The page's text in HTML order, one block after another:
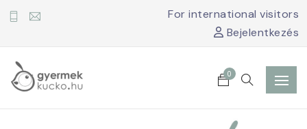
For international visitors
Bejelentkezés
0